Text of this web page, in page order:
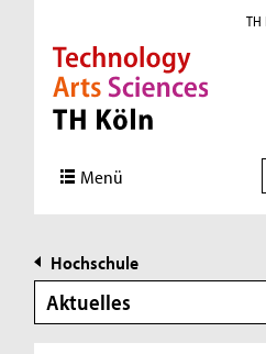
Direkt zur Hauptnavigation
Direkt zur Subnavigation
Direkt zum Inhalt
Direkt zum Fußbereich
TH
Menü
Hochschule
Aktuelles